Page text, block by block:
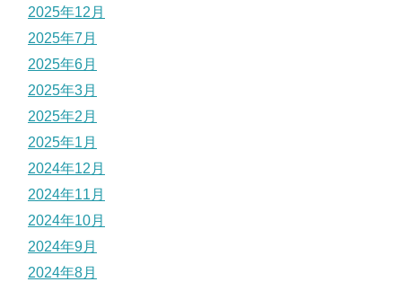
2025年12月
2025年7月
2025年6月
2025年3月
2025年2月
2025年1月
2024年12月
2024年11月
2024年10月
2024年9月
2024年8月